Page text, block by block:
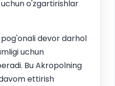
o'zgartirishlar
devor darhol
uchun
Bu Akropolning
ettirish